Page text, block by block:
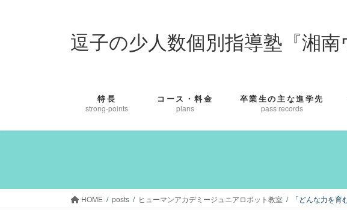
逗子の少人数個別指導塾『湘南
特長
strong-points
コース・料金
plans
卒業生の主な進学先
pass records
HOME posts ヒューマンアカデミージュニアロボット教室
「どんな力を